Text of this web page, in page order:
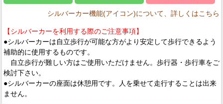
シルバーカー機能(アイコン)について、詳しくはこちら
【シルバーカーを利用する際のご注意事項】
●シルバーカーは自立歩行が可能な方がより安定して歩行できるよう
補助的に使用するものです。
自立歩行が難しい方はご使用いただけません。歩行器・歩行車をご
検討下さい。
●シルバーカーの座面は休憩用です。人を乗せて走行することは出来
ません。